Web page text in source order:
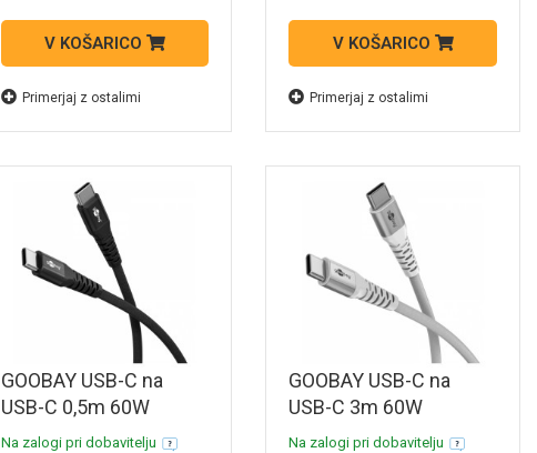
V KOŠARICO
Primerjaj z ostalimi
V KOŠARICO
Primerjaj z ostalimi
GOOBAY USB-C na
USB-C 0,5m 60W
480Mbit/s črn
Na zalogi pri dobavitelju
GOOBAY USB-C na
USB-C 3m 60W
480Mbit/s bel
Na zalogi pri dobavitelju